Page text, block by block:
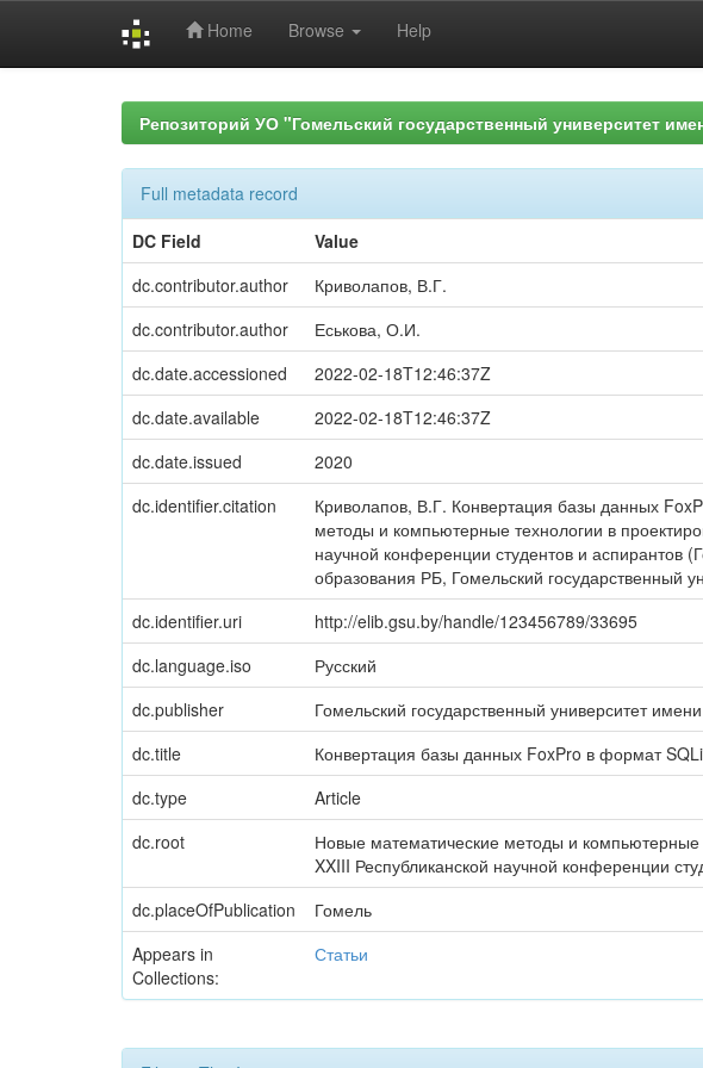
Home Browse Help
Репозиторий УО "Гомельский государственный университет
Full metadata record
DC Field
Value
dc.contributor.author
Криволапов, В.Г.
dc.contributor.author
Еськова, О.И.
dc.date.accessioned
2022-02-18T12:46:37Z
dc.date.available
2022-02-18T12:46:37Z
dc.date.issued
2020
dc.identifier.citation
Криволапов, В.Г. Конвертация базы данных
методы и компьютерные технологии в
научной конференции студентов и
образования РБ, Гомельский
dc.identifier.uri http://elib.gsu.by/handle/123456789/33695
dc.language.iso
Русский
dc.publisher
Гомельский государственный университет
dc.title
Конвертация базы данных FoxPro в формат
dc.type
Article
dc.root
Новые математические методы и компьютерные
XXIII Республиканской научной конференции
dc.placeOfPublication Гомель
Appears in
Collections:
Статьи